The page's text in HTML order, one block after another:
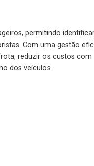
permitindo
Com uma gestão
reduzir os custos com
dos veículos.